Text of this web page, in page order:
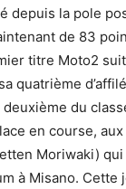
depuis la pole
de 83
titre Moto2
quatrième
du
en course,
Moriwaki)
à Misano. Cette